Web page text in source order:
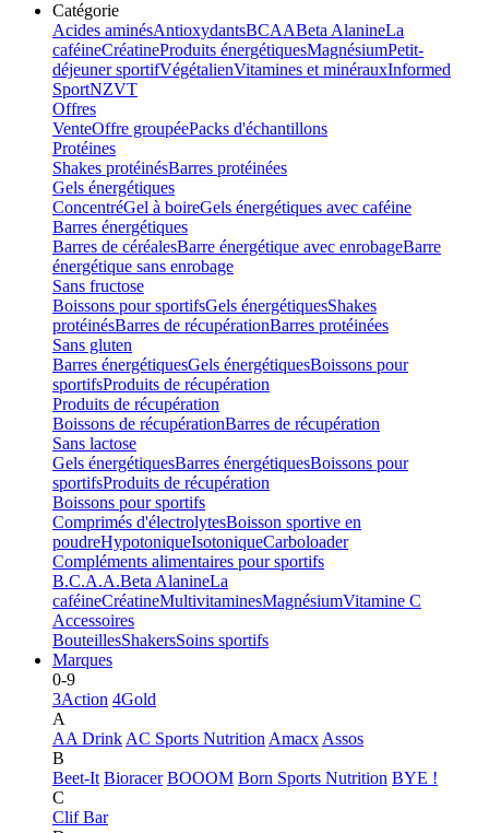
Catégorie
Acides aminésAntioxydantsBCAABeta AlanineLa
caféineCréatineProduits énergétiquesMagnésiumPetit-
déjeuner sportifVégétalienVitamines et minérauxInformed
SportNZVT
Offres
VenteOffre groupéePacks d'échantillons
Protéines
Shakes protéinésBarres protéinées
Gels énergétiques
ConcentréGel à boireGels énergétiques avec caféine
Barres énergétiques
Barres de céréalesBarre énergétique avec enrobageBarre
énergétique sans enrobage
Sans fructose
Boissons pour sportifsGels énergétiquesShakes
protéinésBarres de récupérationBarres protéinées
Sans gluten
Barres énergétiquesGels énergétiquesBoissons pour
sportifsProduits de récupération
Produits de récupération
Boissons de récupérationBarres de récupération
Sans lactose
Gels énergétiquesBarres énergétiquesBoissons pour
sportifsProduits de récupération
Boissons pour sportifs
Comprimés d'électrolytesBoisson sportive en
poudreHypotoniqueIsotoniqueCarboloader
Compléments alimentaires pour sportifs
B.C.A.A.Beta AlanineLa
caféineCréatineMultivitaminesMagnésiumVitamine C
Accessoires
BouteillesShakersSoins sportifs
Marques
0-9
3Action 4Gold
A
AA Drink AC Sports Nutrition Amacx Assos
B
Beet-It Bioracer BOOOM Born Sports Nutrition BYE !
C
Clif Bar